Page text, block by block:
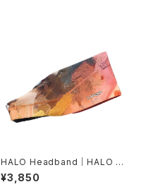
HALO Headband｜HALO バ
ンディット JP（Air modern oi
l）
¥3,850